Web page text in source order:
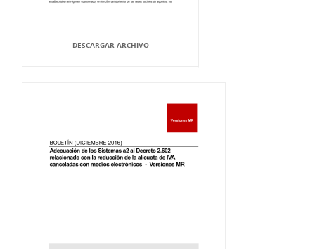
DESCARGAR ARCHIVO